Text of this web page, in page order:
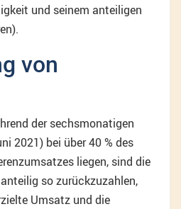
und seinem anteiligen
von
der sechsmonatigen
2021) bei über 40 % des
liegen, sind die
so zurückzuzahlen,
Umsatz und die